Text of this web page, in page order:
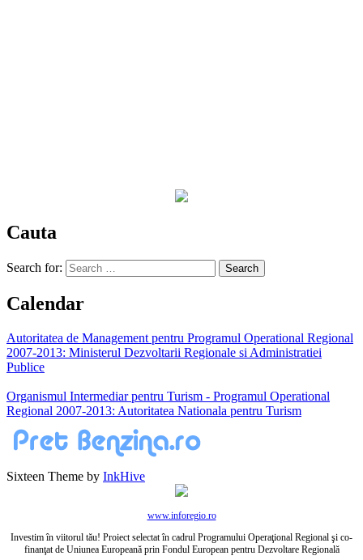
Cauta
Search for:
Calendar
Autoritatea de Management pentru Programul Operational Regional
2007-2013: Ministerul Dezvoltarii Regionale si Administratiei
Publice
Organismul Intermediar pentru Turism - Programul Operational
Regional 2007-2013: Autoritatea Nationala pentru Turism
Sixteen Theme by InkHive
www.inforegio.ro
Investim în viitorul tău! Proiect selectat în cadrul Programului Operaţional Regional şi co-
finanţat de Uniunea Europeană prin Fondul European pentru Dezvoltare Regională